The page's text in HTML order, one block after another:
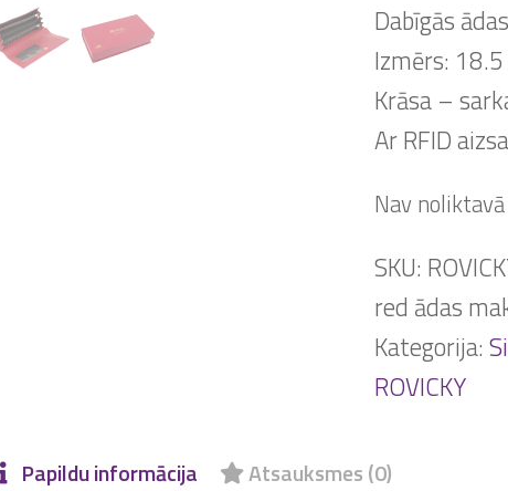
Dabīgās
Izmērs:
Krāsa –
Ar RFID
Nav noliktavā
SKU:
red ādas
Kategorija:
ROVICKY
Papildu informācija Atsauksmes (0)